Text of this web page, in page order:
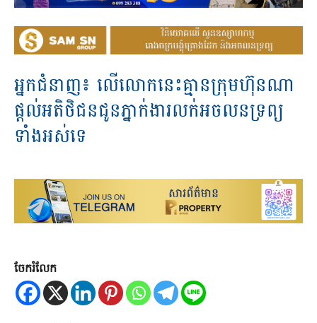
អ្នក​ជំនាញ​៖​ ​លើ​លោក​នេះ​គ្មាន​ក្រុមហ៊ុន​ណា​
ផ្តល់​អតិថិជន​ជូន​ភ្នាក់ងារ​លក់​​អចលនទ្រព្យ​
ទាំងអស់​ទេ​
ចែករំលែក